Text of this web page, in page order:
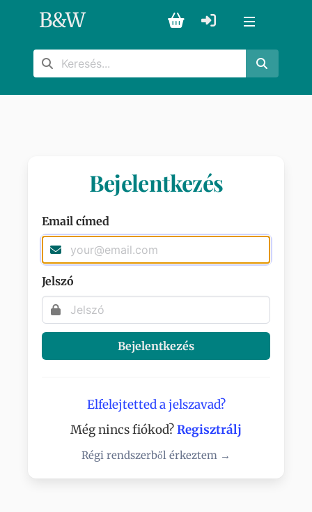
B&W
Bejelentkezés
Email címed
Jelszó
Bejelentkezés
Elfelejtetted a jelszavad?
Még nincs fiókod?Regisztrálj
Régi rendszerből érkeztem →